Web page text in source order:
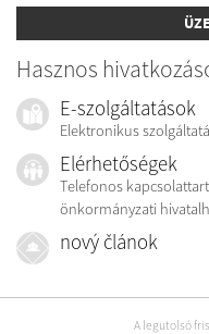
Hasznos
E-szolgáltatások
Elektronikus
Elérhetőségek
Telefonos
önkormányzati
nový článok
A legutolsó